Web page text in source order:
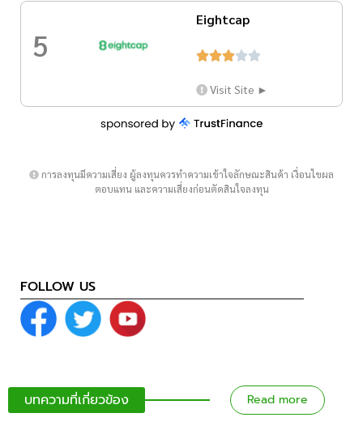
5
Eightcap

Visit Site ►
การลงทุนมีความเสี่ยง ผู้ลงทุนควรทำความเข้าใจลักษณะสินค้า เงื่อนไขผล
ตอบแทน และความเสี่ยงก่อนตัดสินใจลงทุน
FOLLOW US
บทความที่เกี่ยวข้อง Read more